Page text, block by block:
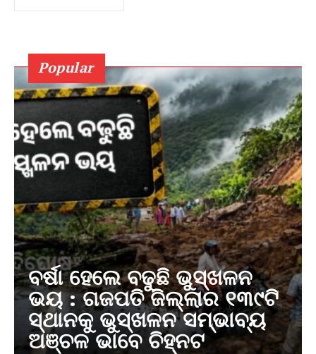
Popular
ବର୍ଷା ହେଲେ ବଢୁଛି ଭୁସ୍ଖଳନ
ଭୟ : ଗଜପତି ଜିଲ୍ଲାର ୧୩୯ଟି
ସ୍ଥାନକୁ ଭୁସ୍ଖଳନ ସମ୍ଭାବ୍ୟ
ଅଞ୍ଚଳ ଭାବେ ଚିହ୍ନଟ